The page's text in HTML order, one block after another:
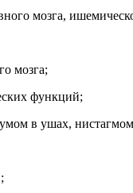
мозга,
мозга;
функций;
в ушах,